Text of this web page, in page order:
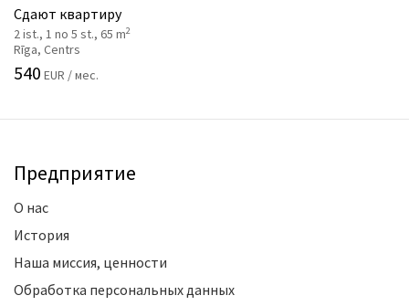
Сдают квартиру
2 ist., 1 no 5 st., 65 m2
Rīga, Centrs
540 EUR / мес.
Предприятие
О нас
История
Наша миссия, ценности
Обработка персональных данных